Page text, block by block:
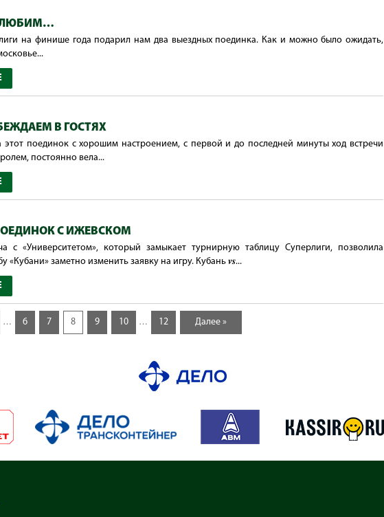
ЛЮБИМ…
на финише года подарил нам два выездных поединка. Как и можно было ожидать,
В ГОСТЯХ
этот поединок с хорошим настроением, с первой и до последней минуты ход встречи
постоянно вела...
С ИЖЕВСКОМ
с «Университетом», который замыкает турнирную таблицу Суперлиги, позволила
«Кубани» заметно изменить заявку на игру. Кубань 𝒗𝒔...
… 6 7 8 9 10 … 12 Далее »